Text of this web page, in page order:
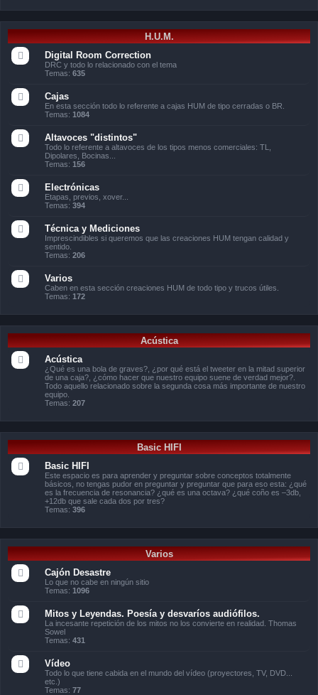
H.U.M.
Digital Room Correction
DRC y todo lo relacionado con el tema
Temas: 635
Cajas
En esta sección todo lo referente a cajas HUM de tipo cerradas o BR.
Temas: 1084
Altavoces "distintos"
Todo lo referente a altavoces de los tipos menos comerciales: TL,
Dipolares, Bocinas...
Temas: 156
Electrónicas
Etapas, previos, xover...
Temas: 394
Técnica y Mediciones
Imprescindibles si queremos que las creaciones HUM tengan calidad y
sentido.
Temas: 206
Varios
Caben en esta sección creaciones HUM de todo tipo y trucos útiles.
Temas: 172
Acústica
Acústica
¿Qué es una bola de graves?, ¿por qué está el tweeter en la mitad superior
de una caja?, ¿cómo hacer que nuestro equipo suene de verdad mejor?.
Todo aquello relacionado sobre la segunda cosa más importante de nuestro
equipo.
Temas: 207
Basic HIFI
Basic HIFI
Este espacio es para aprender y preguntar sobre conceptos totalmente
básicos, no tengas pudor en preguntar y preguntar que para eso esta: ¿qué
es la frecuencia de resonancia? ¿qué es una octava? ¿qué coño es –3db,
+12db que sale cada dos por tres?
Temas: 396
Varios
Cajón Desastre
Lo que no cabe en ningún sitio
Temas: 1096
Mitos y Leyendas. Poesía y desvaríos audiófilos.
La incesante repetición de los mitos no los convierte en realidad. Thomas
Sowel
Temas: 431
Vídeo
Todo lo que tiene cabida en el mundo del vídeo (proyectores, TV, DVD...
etc.)
Temas: 77